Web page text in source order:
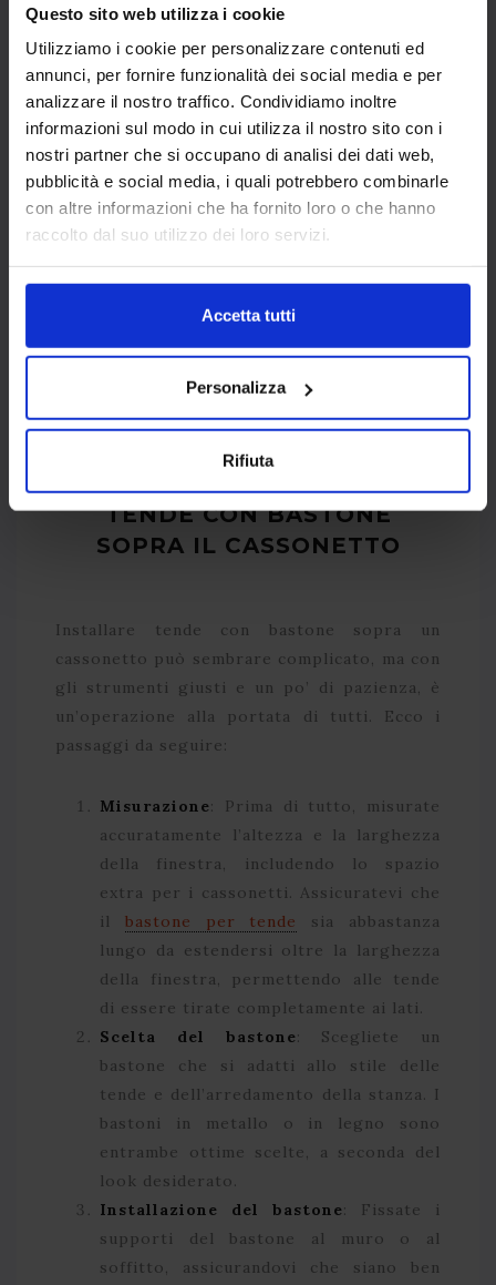
Questo sito web utilizza i cookie
Utilizziamo i cookie per personalizzare contenuti ed
annunci, per fornire funzionalità dei social media e per
analizzare il nostro traffico. Condividiamo inoltre
informazioni sul modo in cui utilizza il nostro sito con i
nostri partner che si occupano di analisi dei dati web,
pubblicità e social media, i quali potrebbero combinarle
con altre informazioni che ha fornito loro o che hanno
raccolto dal suo utilizzo dei loro servizi.
Accetta tutti
Personalizza
Rifiuta
possono essere montate in modo da
coprire interamente il cassonetto,
garantendo oscurità e privacy.
COME METTERE LE
TENDE CON BASTONE
SOPRA IL CASSONETTO
Installare tende con bastone sopra un
cassonetto può sembrare complicato, ma con
gli strumenti giusti e un po’ di pazienza, è
un’operazione alla portata di tutti. Ecco i
passaggi da seguire:
Misurazione: Prima di tutto, misurate
accuratamente l’altezza e la larghezza
della finestra, includendo lo spazio
extra per i cassonetti. Assicuratevi che
il bastone per tende
sia abbastanza
lungo da estendersi oltre la larghezza
della finestra, permettendo alle tende
di essere tirate completamente ai lati.
Scelta del bastone: Scegliete un
bastone che si adatti allo stile delle
tende e dell’arredamento della stanza. I
bastoni in metallo o in legno sono
entrambe ottime scelte, a seconda del
look desiderato.
Installazione del bastone: Fissate i
supporti del bastone al muro o al
soffitto, assicurandovi che siano ben